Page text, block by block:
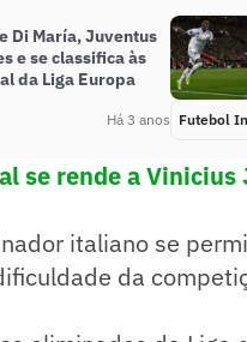
Di María, Juventus
e se classifica às
da Liga Europa
Há 3 anos Futebol
se rende a
italiano se
da